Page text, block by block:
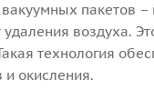
пакетов
удаления воздуха.
технология
и окисления.